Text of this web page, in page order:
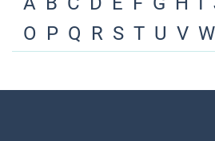
O P Q R S T U V W